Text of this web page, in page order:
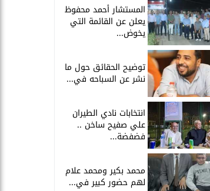
المستشار أحمد محفوظ
يعلن عن القائمة التي
يخوض...
توضيح الحقائق حول ما
نشر عن السباحه في...
انتخابات نادي الطيران
علي صفيح ساخن ..
فضفضة...
محمد بكير ومحمد علام
لهم حضور كبير في...